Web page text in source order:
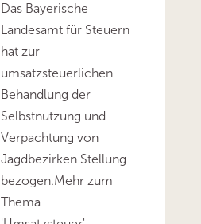
Das Bayerische
Landesamt für Steuern
hat zur
umsatzsteuerlichen
Behandlung der
Selbstnutzung und
Verpachtung von
Jagdbezirken Stellung
bezogen.Mehr zum
Thema